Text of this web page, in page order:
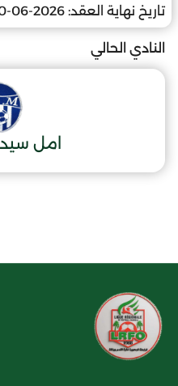
تاريخ نهاية العقد: 2026-06-30
النادي الحالي
امل